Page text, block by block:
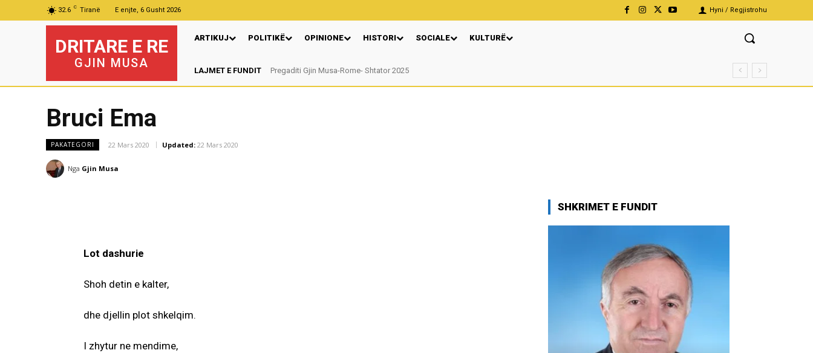
32.6 C Tiranë E enjte, 6 Gusht 2026 Hyni / Regjistrohu
DRITARE E RE
GJIN MUSA
ARTIKUJ POLITIKË OPINIONE HISTORI SOCIALE KULTURË
LAJMET E FUNDIT Pregaditi Gjin Musa-Rome- Shtator 2025
Bruci Ema
PAKATEGORI 22 Mars 2020 Updated: 22 Mars 2020
Nga Gjin Musa
Lot dashurie
Shoh detin e kalter,
dhe djellin plot shkelqim.
I zhytur ne mendime,
SHKRIMET E FUNDIT